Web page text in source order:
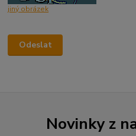
jiný obrázek
Novinky z